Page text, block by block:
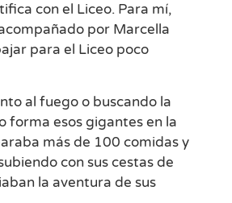
con el Liceo. Para mí,
por Marcella
para el Liceo poco
al fuego o buscando la
forma esos gigantes en la
más de 100 comidas y
con sus cestas de
la aventura de sus